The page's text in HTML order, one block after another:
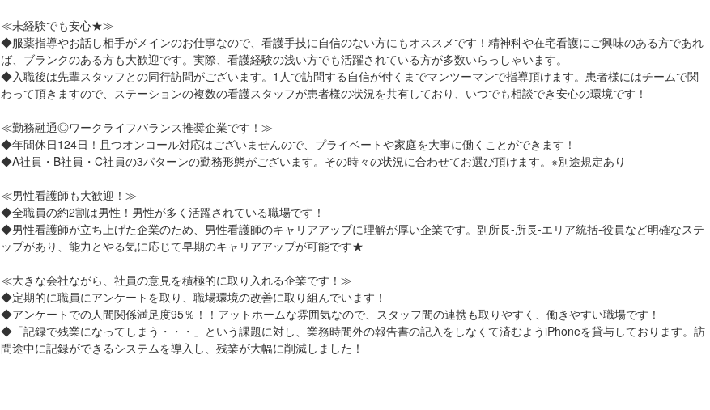
≪未経験でも安心★≫
◆服薬指導やお話し相手がメインのお仕事なので、看護手技に自信のない方にもオススメです！精神科や在宅看護にご興味のある方であれ
ば、ブランクのある方も大歓迎です。実際、看護経験の浅い方でも活躍されている方が多数いらっしゃいます。
◆入職後は先輩スタッフとの同行訪問がございます。1人で訪問する自信が付くまでマンツーマンで指導頂けます。患者様にはチームで関
わって頂きますので、ステーションの複数の看護スタッフが患者様の状況を共有しており、いつでも相談でき安心の環境です！
≪勤務融通◎ワークライフバランス推奨企業です！≫
◆年間休日124日！且つオンコール対応はございませんので、プライベートや家庭を大事に働くことができます！
◆A社員・B社員・C社員の3パターンの勤務形態がございます。その時々の状況に合わせてお選び頂けます。※別途規定あり
≪男性看護師も大歓迎！≫
◆全職員の約2割は男性！男性が多く活躍されている職場です！
◆男性看護師が立ち上げた企業のため、男性看護師のキャリアアップに理解が厚い企業です。副所長-所長-エリア統括-役員など明確なステ
ップがあり、能力とやる気に応じて早期のキャリアアップが可能です★
≪大きな会社ながら、社員の意見を積極的に取り入れる企業です！≫
◆定期的に職員にアンケートを取り、職場環境の改善に取り組んでいます！
◆アンケートでの人間関係満足度95％！！アットホームな雰囲気なので、スタッフ間の連携も取りやすく、働きやすい職場です！
◆「記録で残業になってしまう・・・」という課題に対し、業務時間外の報告書の記入をしなくて済むようiPhoneを貸与しております。訪
問途中に記録ができるシステムを導入し、残業が大幅に削減しました！